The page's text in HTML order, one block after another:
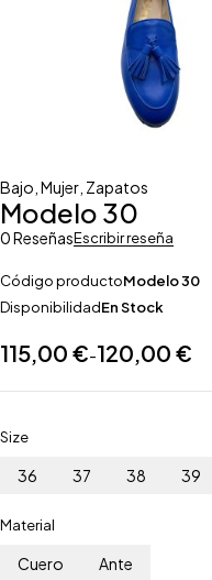
Bajo Mujer Zapatos
Modelo 30
0 ReseñasEscribir reseña
Código productoModelo 30
DisponibilidadEn Stock
115,00 €-120,00 €
Size
36 37 38 39
Material
Cuero Ante